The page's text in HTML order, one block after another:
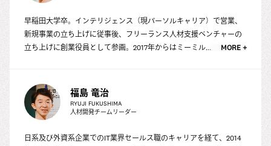
早稲田大学卒。インテリジェンス（現パーソルキャリア）で営業、
新規事業の立ち上げに従事後、フリーランス人材支援ベンチャーの
立ち上げに創業役員として参画。2017年からはミーミル...
MORE +
福島 竜治
RYUJI FUKUSHIMA
人材開発チームリーダー
日系及び外資系企業でのIT業界セールス職のキャリアを経て、2014